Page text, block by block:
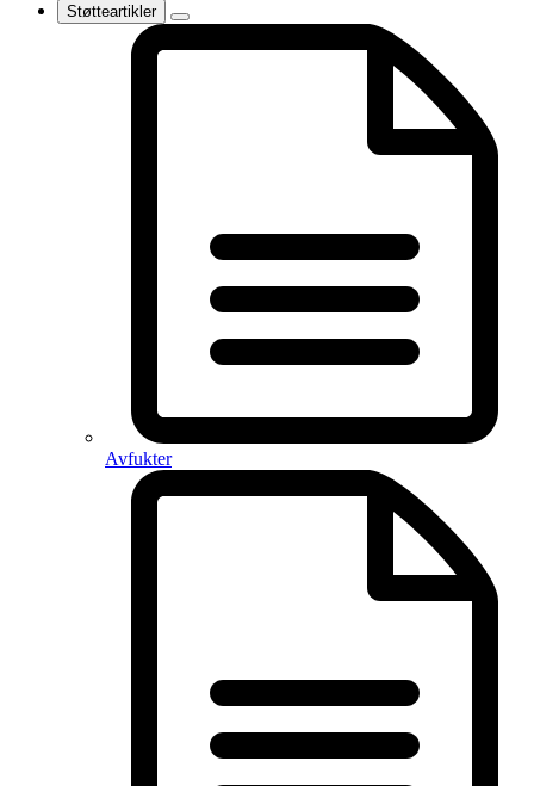
Støtteartikler
Avfukter